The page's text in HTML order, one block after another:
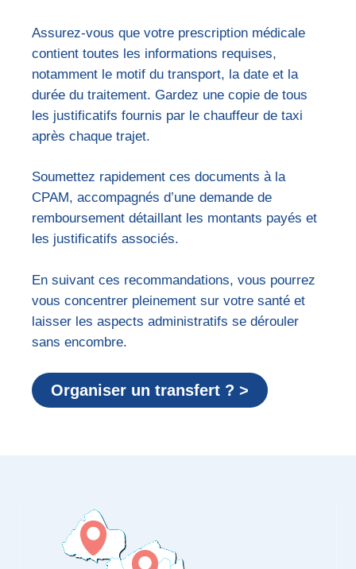
Assurez-vous que votre prescription médicale
contient toutes les informations requises,
notamment le motif du transport, la date et la
durée du traitement. Gardez une copie de tous
les justificatifs fournis par le chauffeur de taxi
après chaque trajet.
Soumettez rapidement ces documents à la
CPAM, accompagnés d’une demande de
remboursement détaillant les montants payés et
les justificatifs associés.
En suivant ces recommandations, vous pourrez
vous concentrer pleinement sur votre santé et
laisser les aspects administratifs se dérouler
sans encombre.
Organiser un transfert ? >